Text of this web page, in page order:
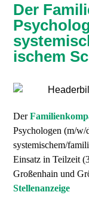
Der
ischem
Der
Psychologen (m/w/
systemischem/
Einsatz in Teilzeit
Großenhain und
Stellenanzeige